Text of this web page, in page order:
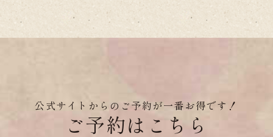
公式サイトからのご予約が一番お得です！
ご予約はこちら